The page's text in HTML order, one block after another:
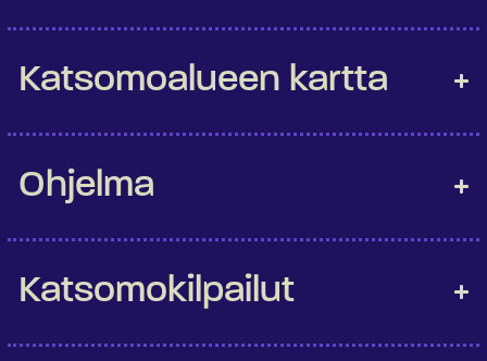
Katsomoalueen kartta
Ohjelma
Katsomokilpailut